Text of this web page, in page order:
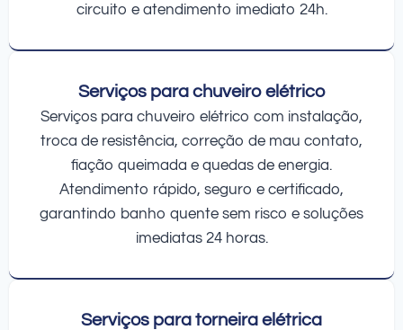
circuito e atendimento imediato 24h.
Serviços para chuveiro elétrico
Serviços para chuveiro elétrico com instalação,
troca de resistência, correção de mau contato,
fiação queimada e quedas de energia.
Atendimento rápido, seguro e certificado,
garantindo banho quente sem risco e soluções
imediatas 24 horas.
Serviços para torneira elétrica